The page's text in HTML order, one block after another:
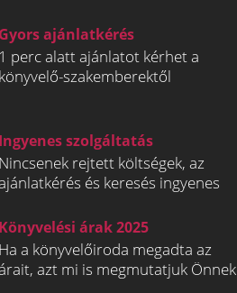
Gyors ajánlatkérés
1 perc alatt ajánlatot kérhet a
könyvelő-szakemberektől
Ingyenes szolgáltatás
Nincsenek rejtett költségek, az
és keresés ingyenes
Könyvelési árak 2025
Ha a könyvelőiroda megadta az
azt mi is megmutatjuk Önnek